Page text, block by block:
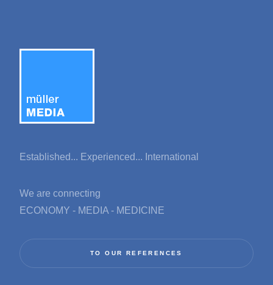
Established... Experienced... International
We are connecting
ECONOMY - MEDIA - MEDICINE
TO OUR REFERENCES